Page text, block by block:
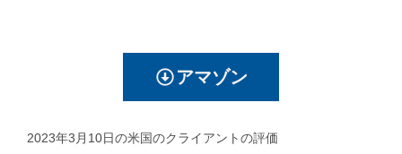
アマゾン
2023年3月10日の米国のクライアントの評価